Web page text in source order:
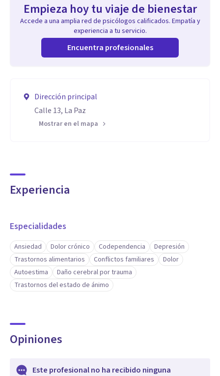
Empieza hoy tu viaje de bienestar
Accede a una amplia red de psicólogos calificados. Empatía y
experiencia a tu servicio.
Encuentra profesionales
Dirección principal
Calle 13, La Paz
Mostrar en el mapa
Experiencia
Especialidades
Ansiedad Dolor crónico Codependencia
Depresión
Trastornos alimentarios
Conflictos familiares
Dolor
Autoestima
Daño cerebral por trauma
Trastornos del estado de ánimo
Opiniones
Este profesional no ha recibido ninguna